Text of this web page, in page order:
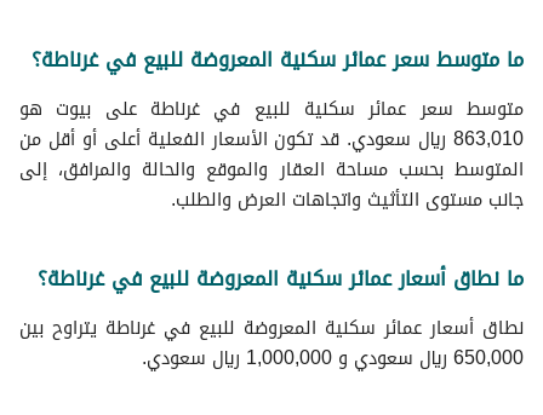
ما متوسط سعر عمائر سكنية المعروضة للبيع في غرناطة؟
متوسط سعر عمائر سكنية للبيع في غرناطة على بيوت هو
863,010 ريال سعودي. قد تكون الأسعار الفعلية أعلى أو أقل من
المتوسط بحسب مساحة العقار والموقع والحالة والمرافق، إلى
جانب مستوى التأثيث واتجاهات العرض والطلب.
ما نطاق أسعار عمائر سكنية المعروضة للبيع في غرناطة؟
نطاق أسعار عمائر سكنية المعروضة للبيع في غرناطة يتراوح بين
650,000 ريال سعودي و 1,000,000 ريال سعودي.